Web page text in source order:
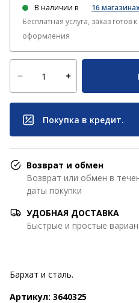
В наличии в 16
Бесплатная услуга, заказ
оформления
Покупка в кредит.
Возврат и обмен
Возврат или обмен в
даты покупки
УДОБНАЯ ДОСТАВКА
Быстрые и простые
Бархат и сталь.
Артикул: 3640325